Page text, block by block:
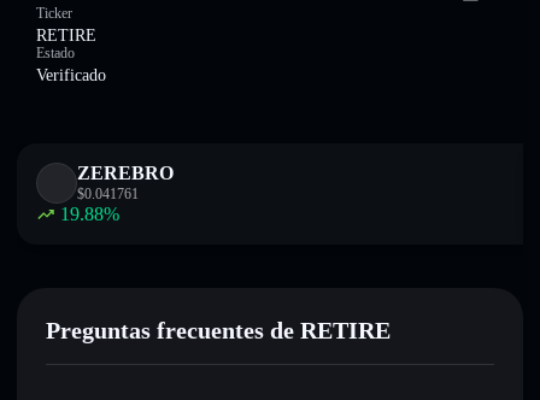
Ticker
RETIRE
Estado
Verificado
ZEREBRO
$0.041761
19.88%
Preguntas frecuentes de RETIRE